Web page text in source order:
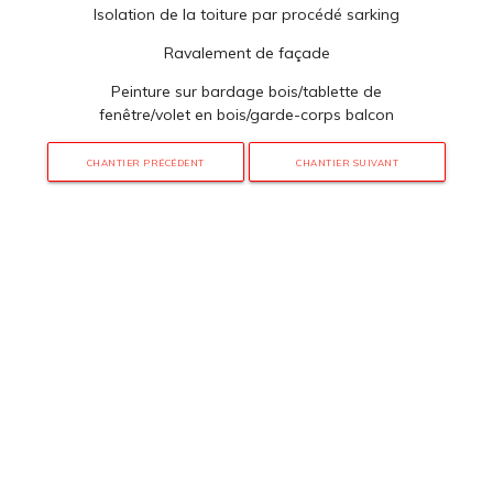
Isolation de la toiture par procédé sarking
Ravalement de façade
Peinture sur bardage bois/tablette de
fenêtre/volet en bois/garde-corps balcon
CHANTIER PRÉCÉDENT CHANTIER SUIVANT